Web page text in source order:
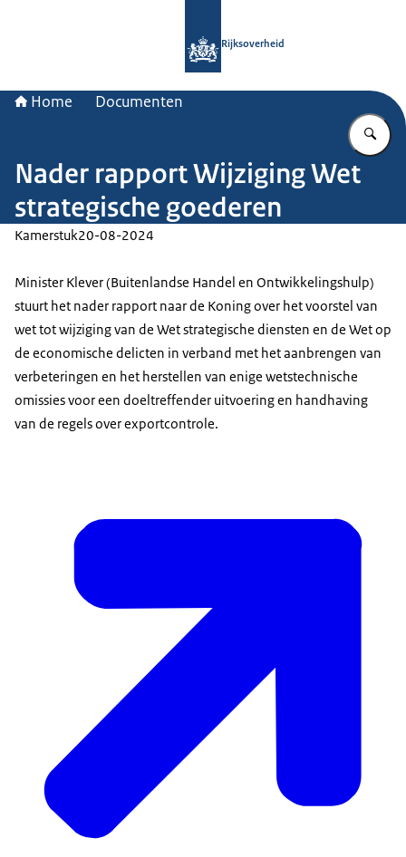
Rijksoverheid
Home Documenten
Nader rapport Wijziging Wet
strategische goederen
Kamerstuk20-08-2024
Minister Klever (Buitenlandse Handel en Ontwikkelingshulp)
stuurt het nader rapport naar de Koning over het voorstel van
wet tot wijziging van de Wet strategische diensten en de Wet op
de economische delicten in verband met het aanbrengen van
verbeteringen en het herstellen van enige wetstechnische
omissies voor een doeltreffender uitvoering en handhaving
van de regels over exportcontrole.